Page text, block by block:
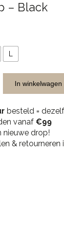
– Black
In winkelwagen
besteld =
vanaf €99
nieuwe drop!
& retourneren